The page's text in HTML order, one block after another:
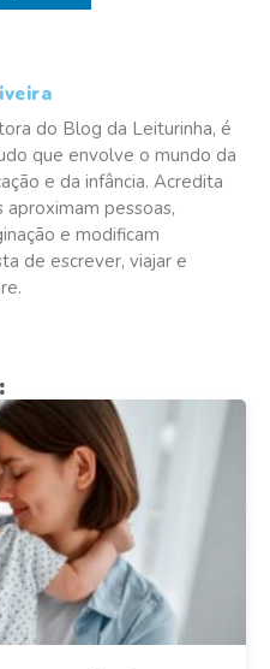
do Blog da Leiturinha, é
que envolve o mundo da
e da infância. Acredita
aproximam pessoas,
e modificam
de escrever, viajar e